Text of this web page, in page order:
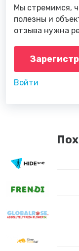
Мы стремимся,
полезны и
отзыва нужна
Войти